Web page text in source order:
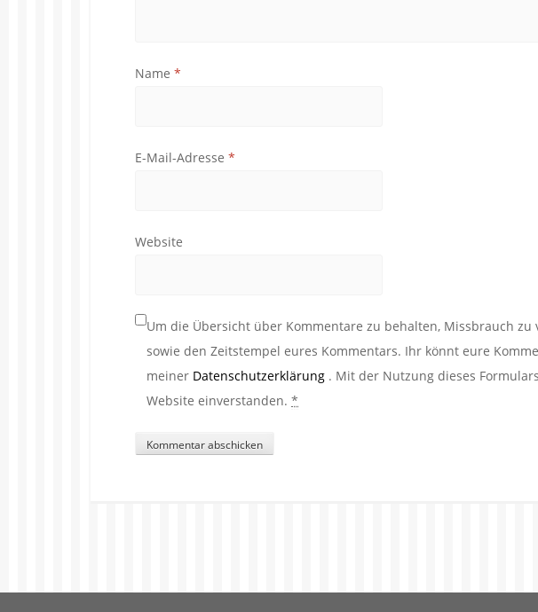
Name *
E-Mail-Adresse *
Website
Um die Übersicht über Kommentare zu behalten, Missbrauch
sowie den Zeitstempel eures Kommentars. Ihr könnt eure
meiner Datenschutzerklärung . Mit der Nutzung dieses
Website einverstanden. *